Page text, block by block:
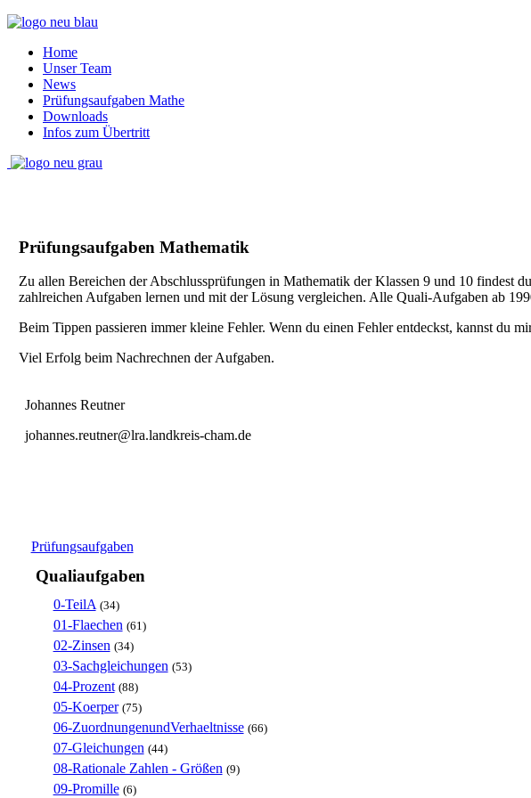
Home
Unser Team
News
Prüfungsaufgaben Mathe
Downloads
Infos zum Übertritt
Prüfungsaufgaben Mathematik
Zu allen Bereichen der Abschlussprüfungen in Mathematik der Klassen 9 und 10 findest
zahlreichen Aufgaben lernen und mit der Lösung vergleichen. Alle Quali-Aufgaben ab
Beim Tippen passieren immer kleine Fehler. Wenn du einen Fehler entdeckst, kannst du
Viel Erfolg beim Nachrechnen der Aufgaben.
Johannes Reutner
johannes.reutner@lra.landkreis-cham.de
Prüfungsaufgaben
Qualiaufgaben
0-TeilA (34)
01-Flaechen (61)
02-Zinsen (34)
03-Sachgleichungen (53)
04-Prozent (88)
05-Koerper (75)
06-ZuordnungenundVerhaeltnisse (66)
07-Gleichungen (44)
08-Rationale Zahlen - Größen (9)
09-Promille (6)